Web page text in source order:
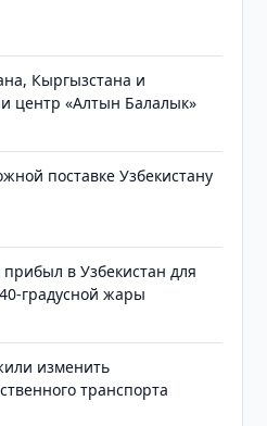
Кыргызстана и
центр «Алтын Балалык»
поставке Узбекистану
в Узбекистан для
градусной жары
изменить
транспорта